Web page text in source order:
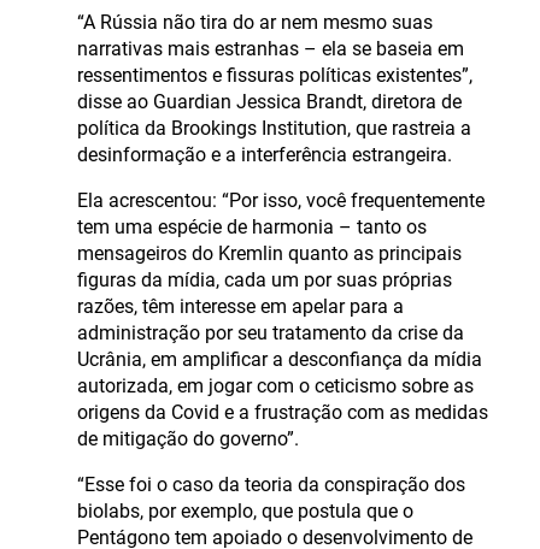
“A Rússia não tira do ar nem mesmo suas
narrativas mais estranhas – ela se baseia em
ressentimentos e fissuras políticas existentes”,
disse ao Guardian Jessica Brandt, diretora de
política da Brookings Institution, que rastreia a
desinformação e a interferência estrangeira.
Ela acrescentou: “Por isso, você frequentemente
tem uma espécie de harmonia – tanto os
mensageiros do Kremlin quanto as principais
figuras da mídia, cada um por suas próprias
razões, têm interesse em apelar para a
administração por seu tratamento da crise da
Ucrânia, em amplificar a desconfiança da mídia
autorizada, em jogar com o ceticismo sobre as
origens da Covid e a frustração com as medidas
de mitigação do governo”.
“Esse foi o caso da teoria da conspiração dos
biolabs, por exemplo, que postula que o
Pentágono tem apoiado o desenvolvimento de